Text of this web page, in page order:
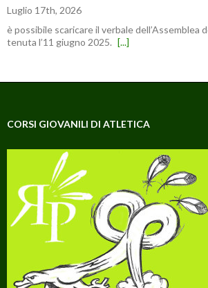
Luglio 17th, 2026
è possibile scaricare il verbale dell’Assemblea
tenuta l’11 giugno 2025. [...]
CORSI GIOVANILI DI ATLETICA